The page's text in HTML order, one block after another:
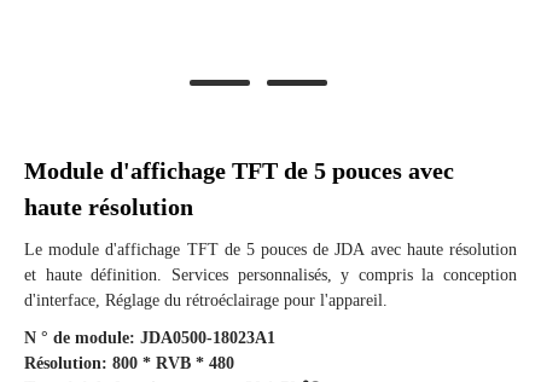
Module d'affichage TFT de 5 pouces avec
haute résolution
Le module d'affichage TFT de 5 pouces de JDA avec haute résolution
et haute définition. Services personnalisés, y compris la conception
d'interface, Réglage du rétroéclairage pour l'appareil.
N ° de module: JDA0500-18023A1
Résolution: 800 * RVB * 480